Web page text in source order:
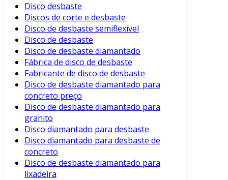
Disco desbaste
Discos de corte e desbaste
Disco de desbaste semiflexível
Disco de desbaste
Disco de desbaste diamantado
Fábrica de disco de desbaste
Fabricante de disco de desbaste
Disco de desbaste diamantado para
concreto preço
Disco de desbaste diamantado para
granito
Disco diamantado para desbaste
Disco diamantado para desbaste de
concreto
Disco de desbaste diamantado para
lixadeira